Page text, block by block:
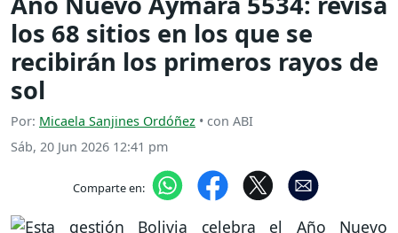
los 68 sitios en los que se
recibirán los primeros rayos de
sol
Por: Micaela Sanjines Ordóñez • con ABI
Sáb, 20 Jun 2026 12:41 pm
Comparte en: